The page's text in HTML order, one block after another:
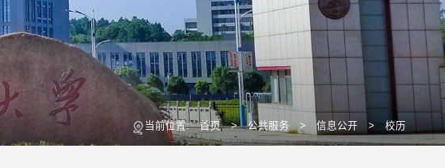
当前位置: 首页 > 公共服务 > 信息公开 > 校历